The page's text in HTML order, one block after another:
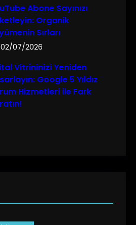
Abone Sayınızı
Organik
Sırları
02/07/2026
Vitrininizi Yeniden
Google 5 Yıldız
Hizmetleri ile Fark